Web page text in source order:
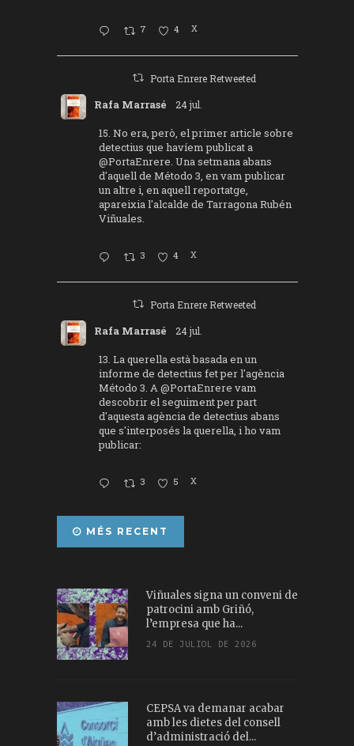
7 4 X
Porta Enrere Retweeted
Rafa Marrasé 24 jul.
15. No era, però, el primer article sobre
detectius que havíem publicat a
@PortaEnrere. Una setmana abans
d'aquell de Método 3, en vam publicar
un altre i, en aquell reportatge,
apareixia l'alcalde de Tarragona Rubén
Viñuales.
3 4 X
Porta Enrere Retweeted
Rafa Marrasé 24 jul.
13. La querella està basada en un
informe de detectius fet per l'agència
Método 3. A@PortaEnrere vam
descobrir el seguiment per part
d'aquesta agència de detectius abans
que s'interposés la querella, i ho vam
publicar:
3 5 X
MÉS RECENT
Viñuales signa un conveni de
patrocini amb Griñó,
l’empresa que ha...
24 DE JULIOL DE 2026
CEPSA va demanar acabar
amb les dietes del consell
d’administració del...